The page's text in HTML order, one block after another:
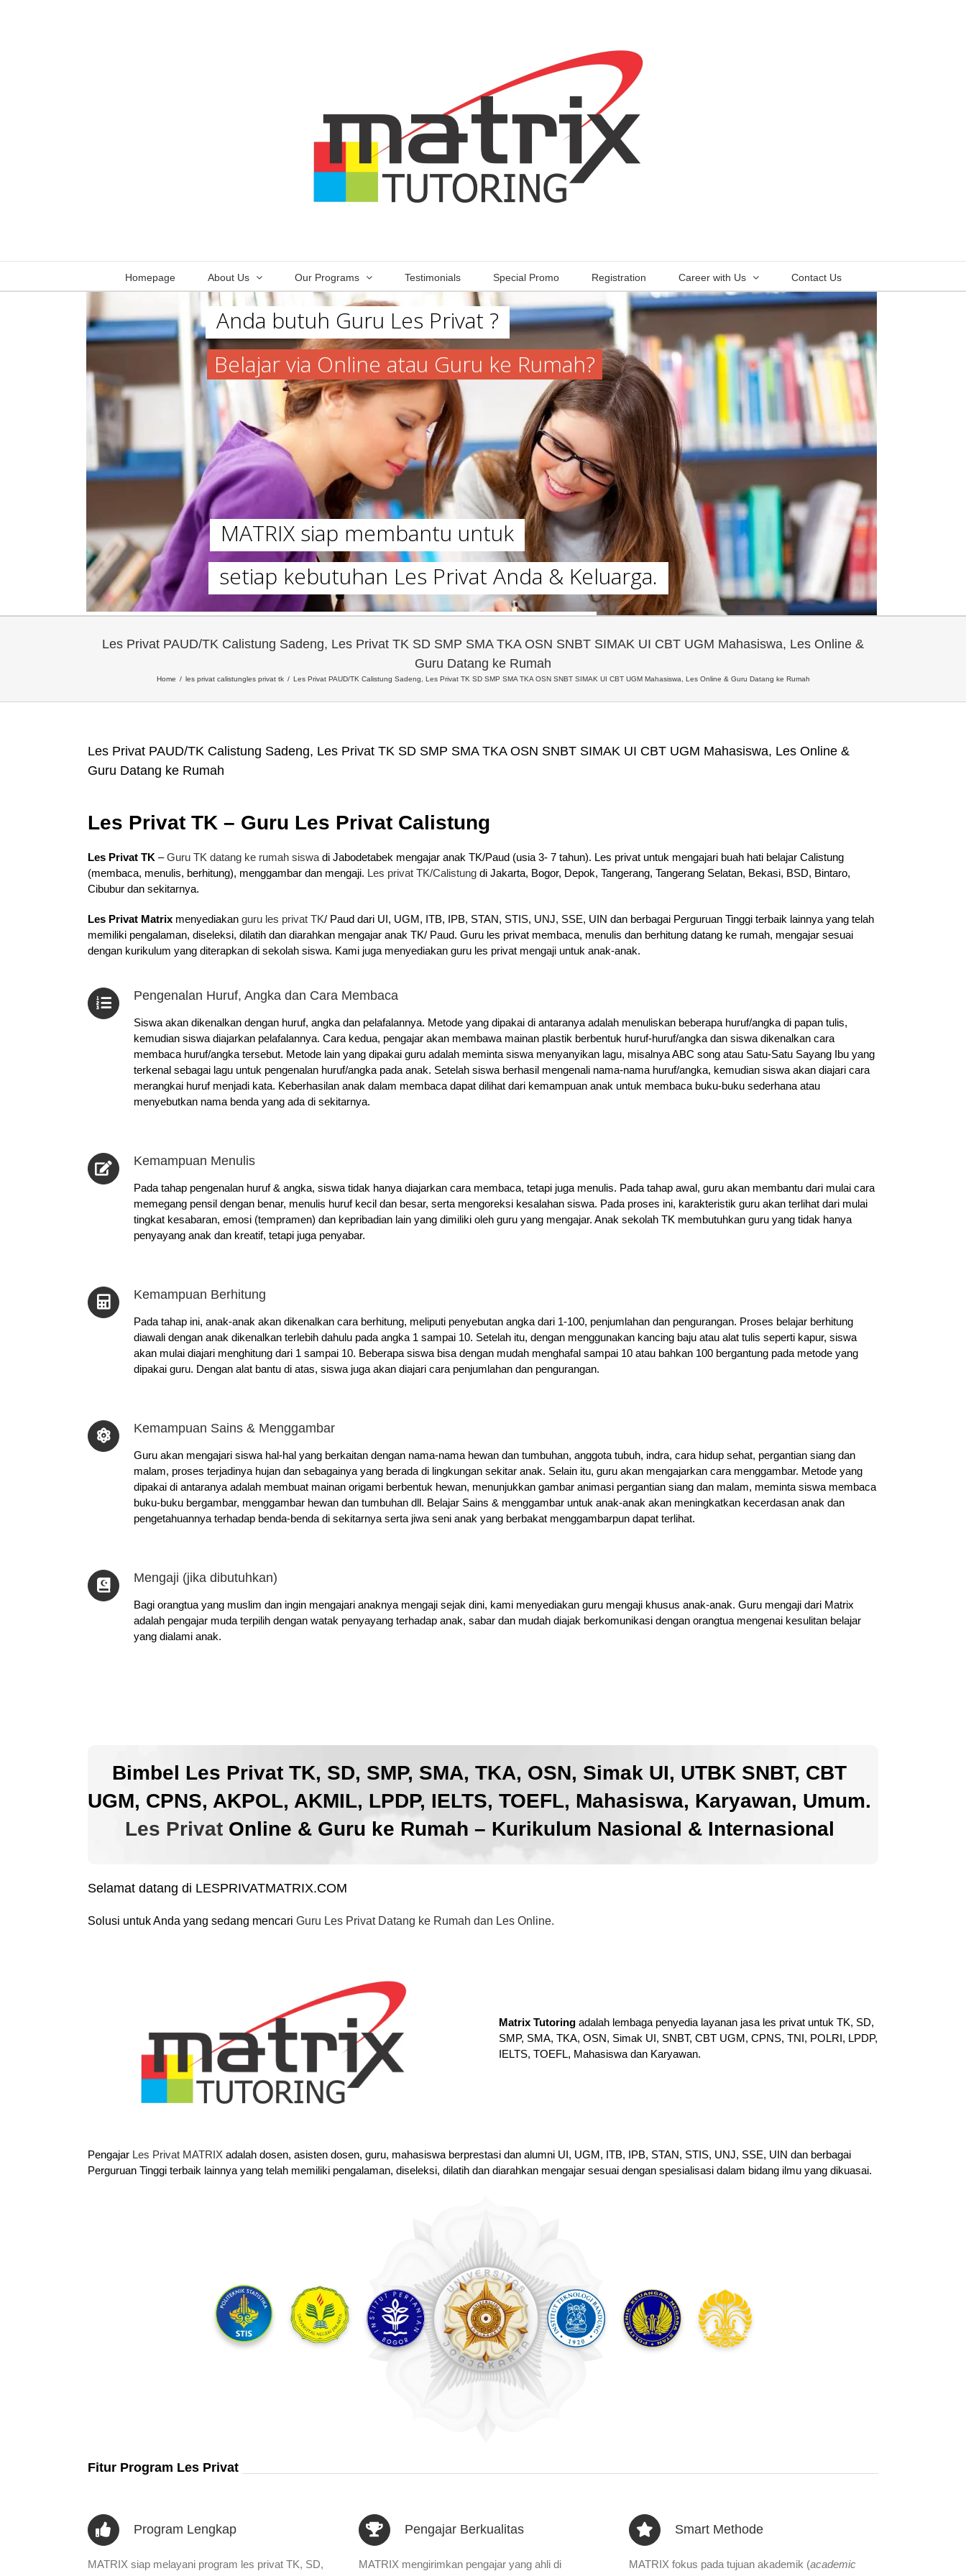
Homepage About Us Our Programs Testimonials Special Promo Registration Career with Us Contact Us
Anda butuh Guru Les Privat ?
Belajar via Online atau Guru ke Rumah?
MATRIX siap membantu untuk
setiap kebutuhan Les Privat Anda & Keluarga.
Les Privat PAUD/TK Calistung Sadeng, Les Privat TK SD SMP SMA TKA OSN SNBT SIMAK UI CBT UGM Mahasiswa, Les Online &
Guru Datang ke Rumah
Home les privat calistungles privat tk Les Privat PAUD/TK Calistung Sadeng, Les Privat TK SD SMP SMA TKA OSN SNBT SIMAK UI CBT UGM Mahasiswa, Les Online & Guru Datang ke Rumah
Les Privat PAUD/TK Calistung Sadeng, Les Privat TK SD SMP SMA TKA OSN SNBT SIMAK UI CBT UGM Mahasiswa, Les Online &
Guru Datang ke Rumah
Les Privat TK – Guru Les Privat Calistung
Les Privat TK –Guru TK datang ke rumah siswa di Jabodetabek mengajar anak TK/Paud (usia 3- 7 tahun). Les privat untuk mengajari buah hati belajar Calistung
(membaca, menulis, berhitung), menggambar dan mengaji. Les privat TK/Calistung di Jakarta, Bogor, Depok, Tangerang, Tangerang Selatan, Bekasi, BSD, Bintaro,
Cibubur dan sekitarnya.
Les Privat Matrix menyediakan guru les privat TK/ Paud dari UI, UGM, ITB, IPB, STAN, STIS, UNJ, SSE, UIN dan berbagai Perguruan Tinggi terbaik lainnya yang telah
memiliki pengalaman, diseleksi, dilatih dan diarahkan mengajar anak TK/ Paud. Guru les privat membaca, menulis dan berhitung datang ke rumah, mengajar sesuai
dengan kurikulum yang diterapkan di sekolah siswa. Kami juga menyediakan guru les privat mengaji untuk anak-anak.
Pengenalan Huruf, Angka dan Cara Membaca
Siswa akan dikenalkan dengan huruf, angka dan pelafalannya. Metode yang dipakai di antaranya adalah menuliskan beberapa huruf/angka di papan tulis,
kemudian siswa diajarkan pelafalannya. Cara kedua, pengajar akan membawa mainan plastik berbentuk huruf-huruf/angka dan siswa dikenalkan cara
membaca huruf/angka tersebut. Metode lain yang dipakai guru adalah meminta siswa menyanyikan lagu, misalnya ABC song atau Satu-Satu Sayang Ibu yang
terkenal sebagai lagu untuk pengenalan huruf/angka pada anak. Setelah siswa berhasil mengenali nama-nama huruf/angka, kemudian siswa akan diajari cara
merangkai huruf menjadi kata. Keberhasilan anak dalam membaca dapat dilihat dari kemampuan anak untuk membaca buku-buku sederhana atau
menyebutkan nama benda yang ada di sekitarnya.
Kemampuan Menulis
Pada tahap pengenalan huruf & angka, siswa tidak hanya diajarkan cara membaca, tetapi juga menulis. Pada tahap awal, guru akan membantu dari mulai cara
memegang pensil dengan benar, menulis huruf kecil dan besar, serta mengoreksi kesalahan siswa. Pada proses ini, karakteristik guru akan terlihat dari mulai
tingkat kesabaran, emosi (tempramen) dan kepribadian lain yang dimiliki oleh guru yang mengajar. Anak sekolah TK membutuhkan guru yang tidak hanya
penyayang anak dan kreatif, tetapi juga penyabar.
Kemampuan Berhitung
Pada tahap ini, anak-anak akan dikenalkan cara berhitung, meliputi penyebutan angka dari 1-100, penjumlahan dan pengurangan. Proses belajar berhitung
diawali dengan anak dikenalkan terlebih dahulu pada angka 1 sampai 10. Setelah itu, dengan menggunakan kancing baju atau alat tulis seperti kapur, siswa
akan mulai diajari menghitung dari 1 sampai 10. Beberapa siswa bisa dengan mudah menghafal sampai 10 atau bahkan 100 bergantung pada metode yang
dipakai guru. Dengan alat bantu di atas, siswa juga akan diajari cara penjumlahan dan pengurangan.
Kemampuan Sains & Menggambar
Guru akan mengajari siswa hal-hal yang berkaitan dengan nama-nama hewan dan tumbuhan, anggota tubuh, indra, cara hidup sehat, pergantian siang dan
malam, proses terjadinya hujan dan sebagainya yang berada di lingkungan sekitar anak. Selain itu, guru akan mengajarkan cara menggambar. Metode yang
dipakai di antaranya adalah membuat mainan origami berbentuk hewan, menunjukkan gambar animasi pergantian siang dan malam, meminta siswa membaca
buku-buku bergambar, menggambar hewan dan tumbuhan dll. Belajar Sains & menggambar untuk anak-anak akan meningkatkan kecerdasan anak dan
pengetahuannya terhadap benda-benda di sekitarnya serta jiwa seni anak yang berbakat menggambarpun dapat terlihat.
Mengaji (jika dibutuhkan)
Bagi orangtua yang muslim dan ingin mengajari anaknya mengaji sejak dini, kami menyediakan guru mengaji khusus anak-anak. Guru mengaji dari Matrix
adalah pengajar muda terpilih dengan watak penyayang terhadap anak, sabar dan mudah diajak berkomunikasi dengan orangtua mengenai kesulitan belajar
yang dialami anak.
Bimbel Les Privat TK, SD, SMP, SMA, TKA, OSN, Simak UI, UTBK SNBT, CBT
UGM, CPNS, AKPOL, AKMIL, LPDP, IELTS, TOEFL, Mahasiswa, Karyawan, Umum.
Les PrivatOnline & Guru ke Rumah – Kurikulum Nasional & Internasional
Selamat datang di LESPRIVATMATRIX.COM
Solusi untuk Anda yang sedang mencari Guru Les Privat Datang ke Rumah dan Les Online.
Matrix Tutoring adalah lembaga penyedia layanan jasa les privat untuk TK, SD,
SMP, SMA, TKA, OSN, Simak UI, SNBT, CBT UGM, CPNS, TNI, POLRI, LPDP,
IELTS, TOEFL, Mahasiswa dan Karyawan.
Pengajar Les Privat MATRIX adalah dosen, asisten dosen, guru, mahasiswa berprestasi dan alumni UI, UGM, ITB, IPB, STAN, STIS, UNJ, SSE, UIN dan berbagai
Perguruan Tinggi terbaik lainnya yang telah memiliki pengalaman, diseleksi, dilatih dan diarahkan mengajar sesuai dengan spesialisasi dalam bidang ilmu yang dikuasai.
Fitur Program Les Privat
Program Lengkap
MATRIX siap melayani program les privat TK, SD,
Pengajar Berkualitas
MATRIX mengirimkan pengajar yang ahli di
Smart Methode
MATRIX fokus pada tujuan akademik (academic